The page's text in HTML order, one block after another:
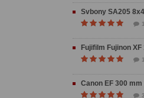
Svbony SA205
1
Fujifilm Fujinon XF
1
Canon EF 300 mm
3